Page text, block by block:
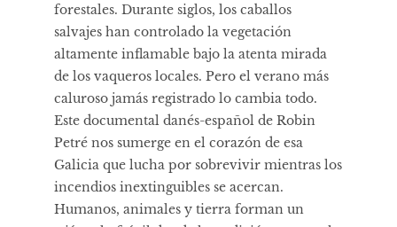
forestales. Durante siglos, los caballos
salvajes han controlado la vegetación
altamente inflamable bajo la atenta mirada
de los vaqueros locales. Pero el verano más
caluroso jamás registrado lo cambia todo.
Este documental danés-español de Robin
Petré nos sumerge en el corazón de esa
Galicia que lucha por sobrevivir mientras los
incendios inextinguibles se acercan.
Humanos, animales y tierra forman un